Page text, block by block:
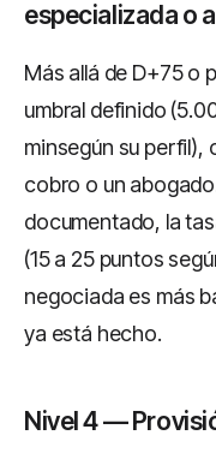
especializada o
Más allá de D+75 o
umbral definido
minsegún su perfil),
cobro o un
documentado, la
(15 a 25 puntos
negociada es más
ya está hecho.
Nivel 4 —